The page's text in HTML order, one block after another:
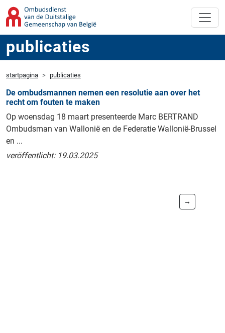
publicaties
startpagina publicaties
De ombudsmannen nemen een resolutie aan over het
recht om fouten te maken
Op woensdag 18 maart presenteerde Marc BERTRAND
Ombudsman van Wallonië en de Federatie Wallonië-Brussel
en ...
veröffentlicht: 19.03.2025
→